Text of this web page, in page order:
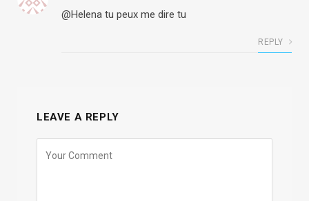
@Helena tu peux me dire tu
REPLY
LEAVE A REPLY